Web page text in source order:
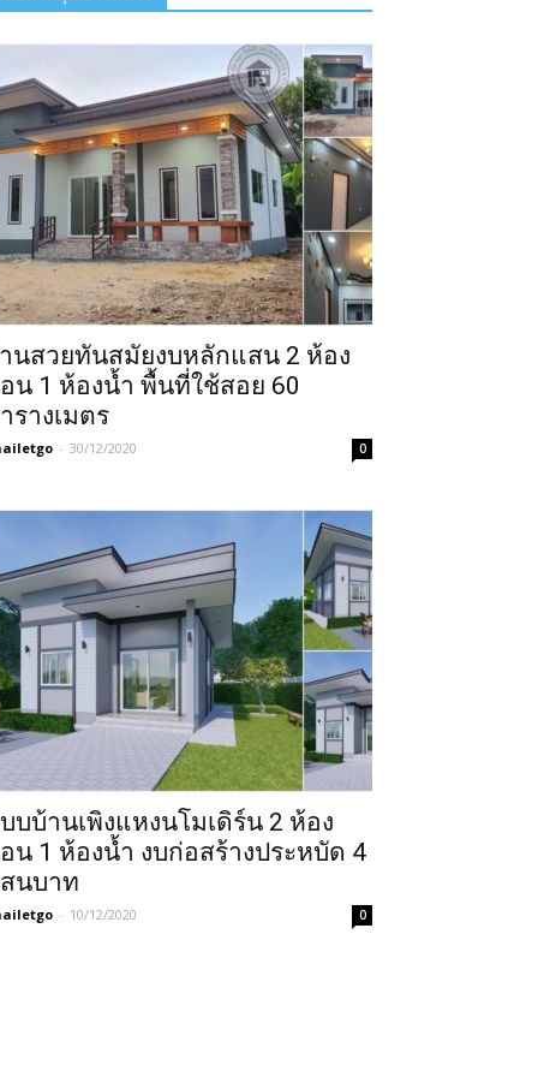
นสวยทันสมัยงบหลักแสน 2 ห้อง
น 1 ห้องน้ำ พื้นที่ใช้สอย 60
รางเมตร
- 30/12/2020 0
บบ้านเพิงแหงนโมเดิร์น 2 ห้อง
น 1 ห้องน้ำ งบก่อสร้างประหบัด 4
นบาท
- 10/12/2020 0